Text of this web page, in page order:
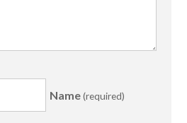
Name(required)